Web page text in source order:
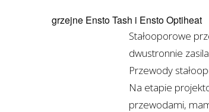
grzejne Ensto Tash i Ensto Optiheat
Stałooporowe
dwustronnie
Przewody
Na etapie
przewodami,